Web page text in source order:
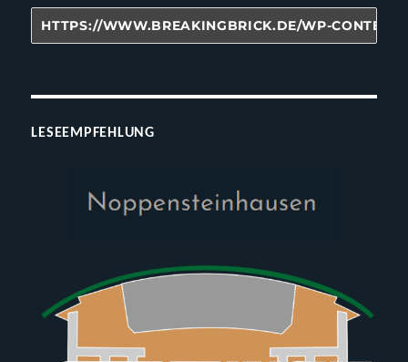
LESEEMPFEHLUNG